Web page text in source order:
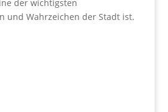
der wichtigsten
und Wahrzeichen der Stadt ist.